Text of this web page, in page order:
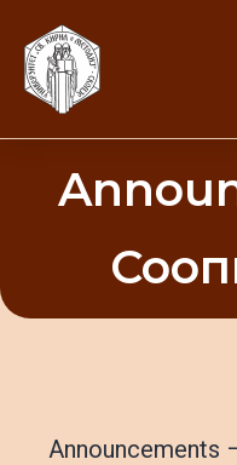
Announcements